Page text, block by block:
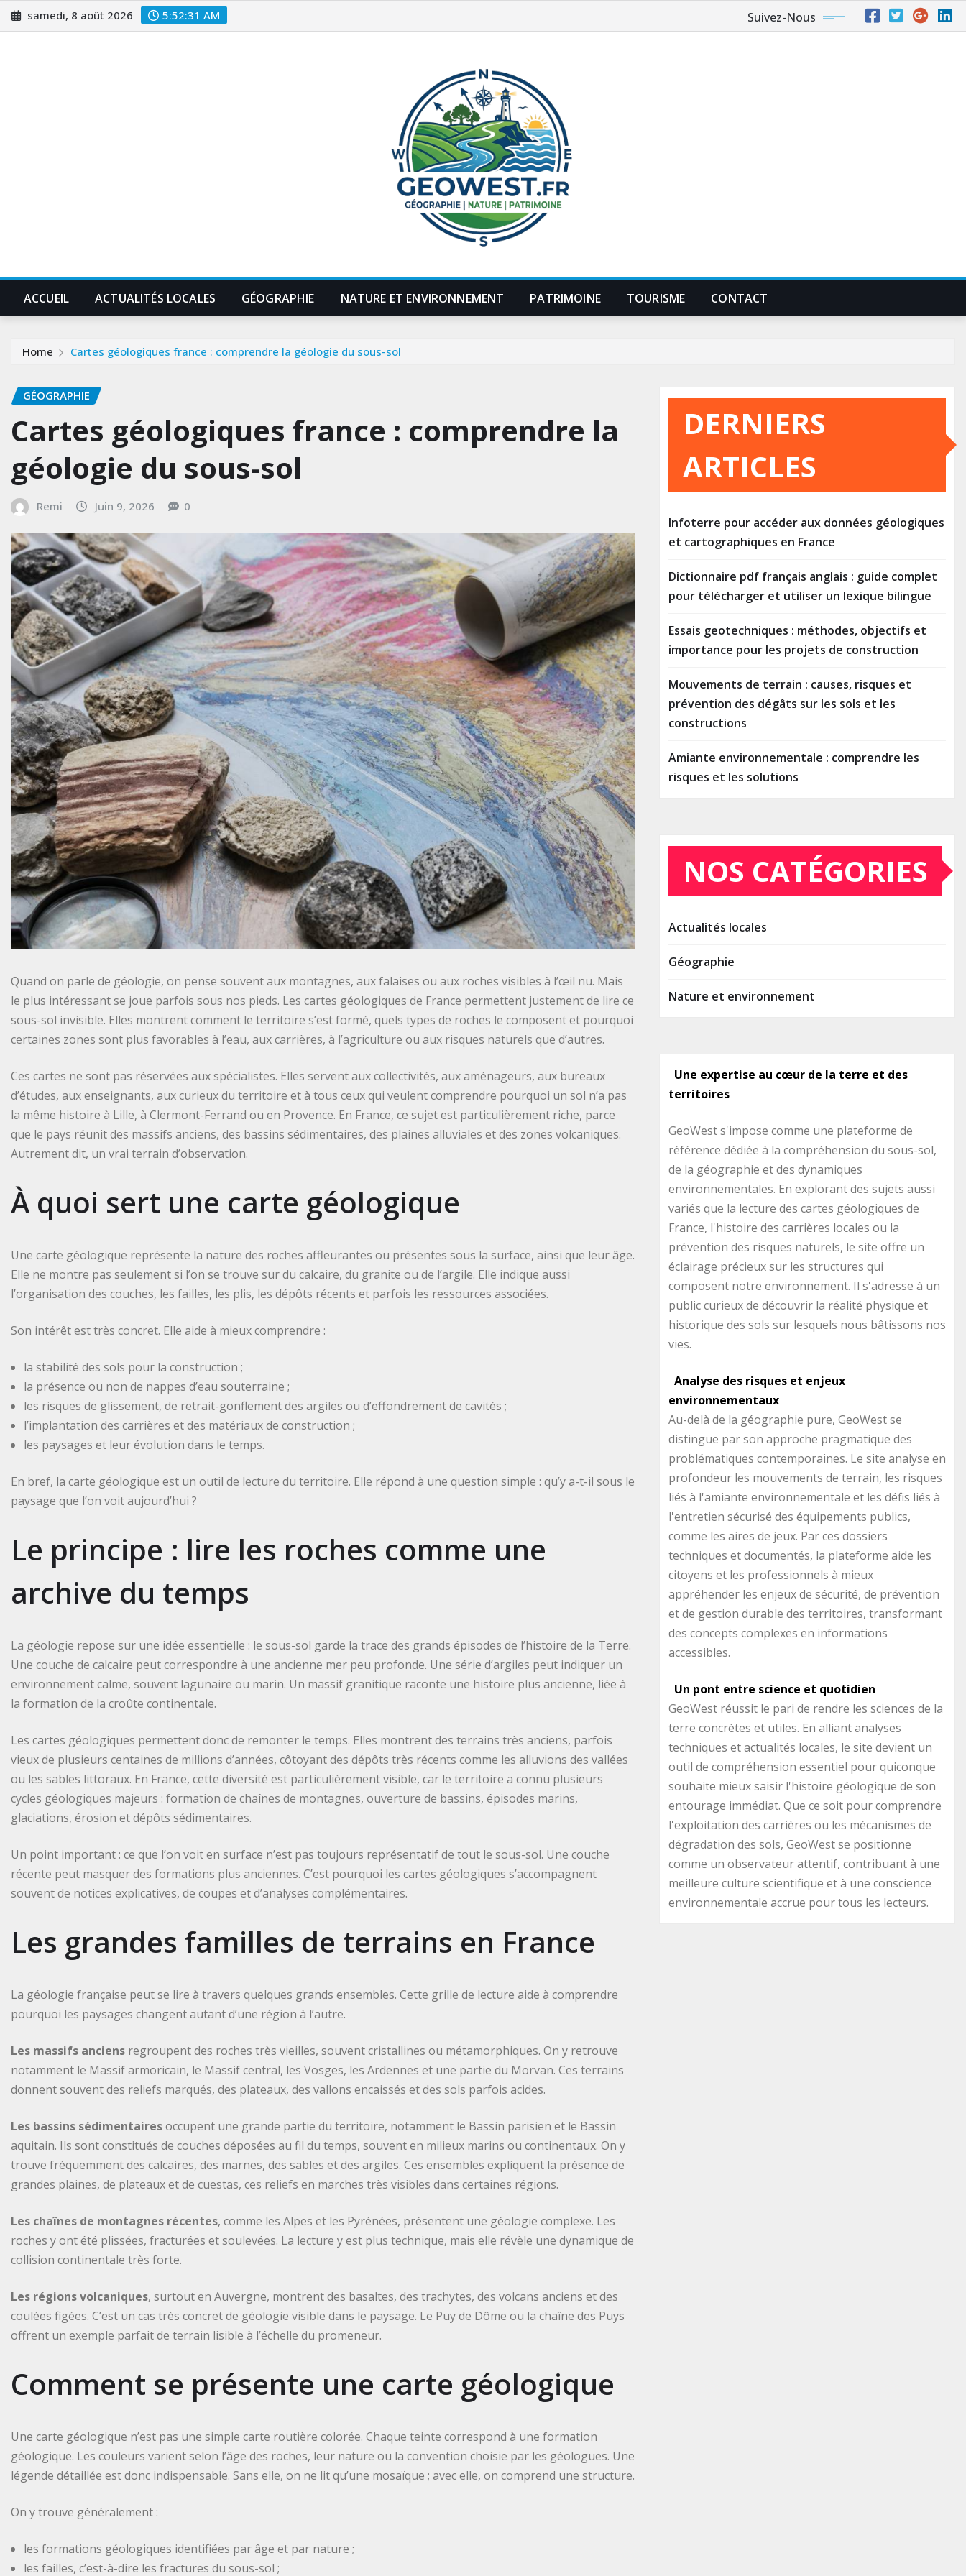
Skip
to
samedi, 8 août 2026 5:52:32 AM Suivez-Nous
ACCUEIL ACTUALITÉS LOCALES GÉOGRAPHIE NATURE ET ENVIRONNEMENT PATRIMOINE TOURISME CONTACT
Home Cartes géologiques france : comprendre la géologie du sous-sol
GÉOGRAPHIE
Cartes géologiques france : comprendre la
géologie du sous-sol
Remi Juin 9, 2026 0
Quand on parle de géologie, on pense souvent aux montagnes, aux falaises ou aux roches visibles à l’œil nu. Mais
le plus intéressant se joue parfois sous nos pieds. Les cartes géologiques de France permettent justement de lire ce
sous-sol invisible. Elles montrent comment le territoire s’est formé, quels types de roches le composent et pourquoi
certaines zones sont plus favorables à l’eau, aux carrières, à l’agriculture ou aux risques naturels que d’autres.
Ces cartes ne sont pas réservées aux spécialistes. Elles servent aux collectivités, aux aménageurs, aux bureaux
d’études, aux enseignants, aux curieux du territoire et à tous ceux qui veulent comprendre pourquoi un sol n’a pas
la même histoire à Lille, à Clermont-Ferrand ou en Provence. En France, ce sujet est particulièrement riche, parce
que le pays réunit des massifs anciens, des bassins sédimentaires, des plaines alluviales et des zones volcaniques.
Autrement dit, un vrai terrain d’observation.
À quoi sert une carte géologique
Une carte géologique représente la nature des roches affleurantes ou présentes sous la surface, ainsi que leur âge.
Elle ne montre pas seulement si l’on se trouve sur du calcaire, du granite ou de l’argile. Elle indique aussi
l’organisation des couches, les failles, les plis, les dépôts récents et parfois les ressources associées.
Son intérêt est très concret. Elle aide à mieux comprendre :
la stabilité des sols pour la construction ;
la présence ou non de nappes d’eau souterraine ;
les risques de glissement, de retrait-gonflement des argiles ou d’effondrement de cavités ;
l’implantation des carrières et des matériaux de construction ;
les paysages et leur évolution dans le temps.
En bref, la carte géologique est un outil de lecture du territoire. Elle répond à une question simple : qu’y a-t-il sous le
paysage que l’on voit aujourd’hui ?
Le principe : lire les roches comme une
archive du temps
La géologie repose sur une idée essentielle : le sous-sol garde la trace des grands épisodes de l’histoire de la Terre.
Une couche de calcaire peut correspondre à une ancienne mer peu profonde. Une série d’argiles peut indiquer un
environnement calme, souvent lagunaire ou marin. Un massif granitique raconte une histoire plus ancienne, liée à
la formation de la croûte continentale.
Les cartes géologiques permettent donc de remonter le temps. Elles montrent des terrains très anciens, parfois
vieux de plusieurs centaines de millions d’années, côtoyant des dépôts très récents comme les alluvions des vallées
ou les sables littoraux. En France, cette diversité est particulièrement visible, car le territoire a connu plusieurs
cycles géologiques majeurs : formation de chaînes de montagnes, ouverture de bassins, épisodes marins,
glaciations, érosion et dépôts sédimentaires.
Un point important : ce que l’on voit en surface n’est pas toujours représentatif de tout le sous-sol. Une couche
récente peut masquer des formations plus anciennes. C’est pourquoi les cartes géologiques s’accompagnent
souvent de notices explicatives, de coupes et d’analyses complémentaires.
Les grandes familles de terrains en France
La géologie française peut se lire à travers quelques grands ensembles. Cette grille de lecture aide à comprendre
pourquoi les paysages changent autant d’une région à l’autre.
Les massifs anciens regroupent des roches très vieilles, souvent cristallines ou métamorphiques. On y retrouve
notamment le Massif armoricain, le Massif central, les Vosges, les Ardennes et une partie du Morvan. Ces terrains
donnent souvent des reliefs marqués, des plateaux, des vallons encaissés et des sols parfois acides.
Les bassins sédimentairesoccupent une grande partie du territoire, notamment le Bassin parisien et le Bassin
aquitain. Ils sont constitués de couches déposées au fil du temps, souvent en milieux marins ou continentaux. On y
trouve fréquemment des calcaires, des marnes, des sables et des argiles. Ces ensembles expliquent la présence de
grandes plaines, de plateaux et de cuestas, ces reliefs en marches très visibles dans certaines régions.
Les chaînes de montagnes récentes, comme les Alpes et les Pyrénées, présentent une géologie complexe. Les
roches y ont été plissées, fracturées et soulevées. La lecture y est plus technique, mais elle révèle une dynamique de
collision continentale très forte.
Les régions volcaniques, surtout en Auvergne, montrent des basaltes, des trachytes, des volcans anciens et des
coulées figées. C’est un cas très concret de géologie visible dans le paysage. Le Puy de Dôme ou la chaîne des Puys
offrent un exemple parfait de terrain lisible à l’échelle du promeneur.
Comment se présente une carte géologique
Une carte géologique n’est pas une simple carte routière colorée. Chaque teinte correspond à une formation
géologique. Les couleurs varient selon l’âge des roches, leur nature ou la convention choisie par les géologues. Une
légende détaillée est donc indispensable. Sans elle, on ne lit qu’une mosaïque ; avec elle, on comprend une structure.
On y trouve généralement :
les formations géologiques identifiées par âge et par nature ;
les failles, c’est-à-dire les fractures du sous-sol ;
DERNIERS
ARTICLES
Infoterre pour accéder aux données géologiques
et cartographiques en France
Dictionnaire pdf français anglais : guide complet
pour télécharger et utiliser un lexique bilingue
Essais geotechniques : méthodes, objectifs et
importance pour les projets de construction
Mouvements de terrain : causes, risques et
prévention des dégâts sur les sols et les
constructions
Amiante environnementale : comprendre les
risques et les solutions
NOS CATÉGORIES
Actualités locales
Géographie
Nature et environnement
Une expertise au cœur de la terre et des
territoires
GeoWest s'impose comme une plateforme de
référence dédiée à la compréhension du sous-sol,
de la géographie et des dynamiques
environnementales. En explorant des sujets aussi
variés que la lecture des cartes géologiques de
France, l'histoire des carrières locales ou la
prévention des risques naturels, le site offre un
éclairage précieux sur les structures qui
composent notre environnement. Il s'adresse à un
public curieux de découvrir la réalité physique et
historique des sols sur lesquels nous bâtissons nos
vies.
Analyse des risques et enjeux
environnementaux
Au-delà de la géographie pure, GeoWest se
distingue par son approche pragmatique des
problématiques contemporaines. Le site analyse en
profondeur les mouvements de terrain, les risques
liés à l'amiante environnementale et les défis liés à
l'entretien sécurisé des équipements publics,
comme les aires de jeux. Par ces dossiers
techniques et documentés, la plateforme aide les
citoyens et les professionnels à mieux
appréhender les enjeux de sécurité, de prévention
et de gestion durable des territoires, transformant
des concepts complexes en informations
accessibles.
Un pont entre science et quotidien
GeoWest réussit le pari de rendre les sciences de la
terre concrètes et utiles. En alliant analyses
techniques et actualités locales, le site devient un
outil de compréhension essentiel pour quiconque
souhaite mieux saisir l'histoire géologique de son
entourage immédiat. Que ce soit pour comprendre
l'exploitation des carrières ou les mécanismes de
dégradation des sols, GeoWest se positionne
comme un observateur attentif, contribuant à une
meilleure culture scientifique et à une conscience
environnementale accrue pour tous les lecteurs.